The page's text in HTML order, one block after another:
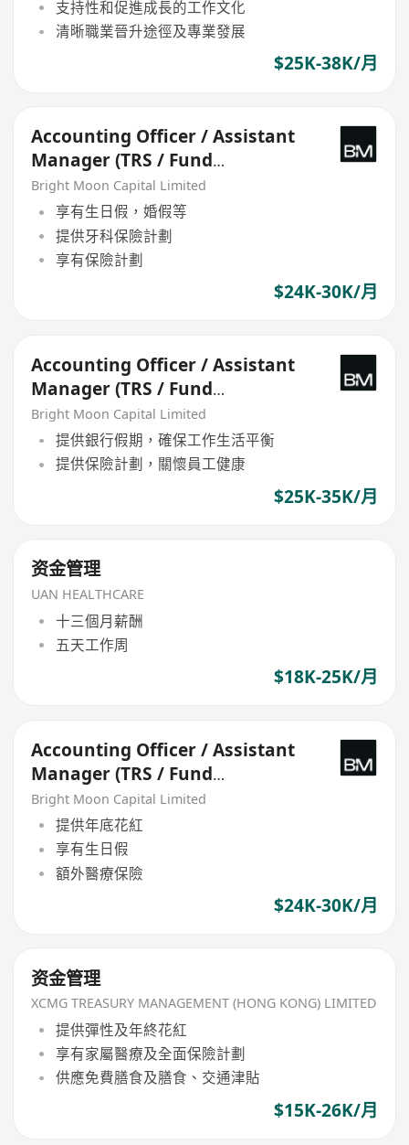
支持性和促進成長的工作文化
清晰職業晉升途徑及專業發展
$25K-38K/月
Accounting Officer / Assistant
Manager (TRS / Fund
Accounting)
Bright Moon Capital Limited
享有生日假，婚假等
提供牙科保險計劃
享有保險計劃
$24K-30K/月
Accounting Officer / Assistant
Manager (TRS / Fund
Accounting)
Bright Moon Capital Limited
提供銀行假期，確保工作生活平衡
提供保險計劃，關懷員工健康
$25K-35K/月
资金管理
UAN HEALTHCARE
十三個月薪酬
五天工作周
$18K-25K/月
Accounting Officer / Assistant
Manager (TRS / Fund
Accounting)
Bright Moon Capital Limited
提供年底花紅
享有生日假
額外醫療保險
$24K-30K/月
资金管理
XCMG TREASURY MANAGEMENT (HONG KONG) LIMITED
提供彈性及年終花紅
享有家屬醫療及全面保險計劃
供應免費膳食及膳食、交通津貼
$15K-26K/月